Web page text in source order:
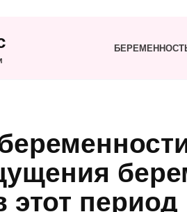
период